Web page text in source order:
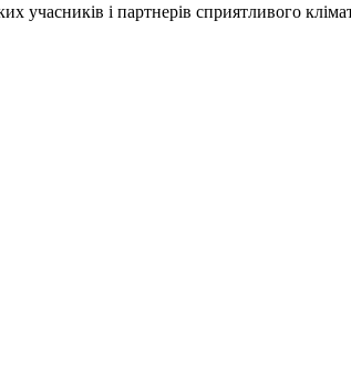
учасників і партнерів сприятливого